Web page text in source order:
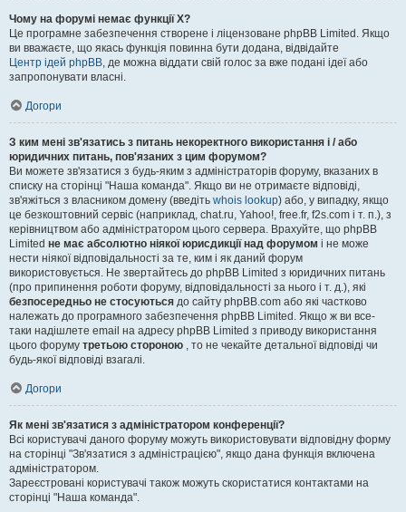
Чому на форумі немає функції X?
Це програмне забезпечення створене і ліцензоване phpBB Limited. Якщо
ви вважаєте, що якась функція повинна бути додана, відвідайте
Центр ідей phpBB, де можна віддати свій голос за вже подані ідеї або
запропонувати власні.
Догори
З ким мені зв'язатись з питань некоректного використання і / або
юридичних питань, пов'язаних з цим форумом?
Ви можете зв'язатися з будь-яким з адміністраторів форуму, вказаних в
списку на сторінці "Наша команда". Якщо ви не отримаєте відповіді,
зв'яжіться з власником домену (введіть whois lookup) або, у випадку, якщо
це безкоштовний сервіс (наприклад, chat.ru, Yahoo!, free.fr, f2s.com і т. п.), з
керівництвом або адміністратором цього сервера. Врахуйте, що phpBB
Limited не має абсолютно ніякої юрисдикції над форумом і не може
нести ніякої відповідальності за те, ким і як даний форум
використовується. Не звертайтесь до phpBB Limited з юридичних питань
(про припинення роботи форуму, відповідальності за нього і т. д.), які
безпосередньо не стосуються до сайту phpBB.com або які частково
належать до програмного забезпечення phpBB Limited. Якщо ж ви все-
таки надішлете email на адресу phpBB Limited з приводу використання
цього форуму третьою стороною , то не чекайте детальної відповіді чи
будь-якої відповіді взагалі.
Догори
Як мені зв'язатися з адміністратором конференції?
Всі користувачі даного форуму можуть використовувати відповідну форму
на сторінці "Зв'язатися з адміністрацією", якщо дана функція включена
адміністратором.
Зареєстровані користувачі також можуть скористатися контактами на
сторінці "Наша команда".